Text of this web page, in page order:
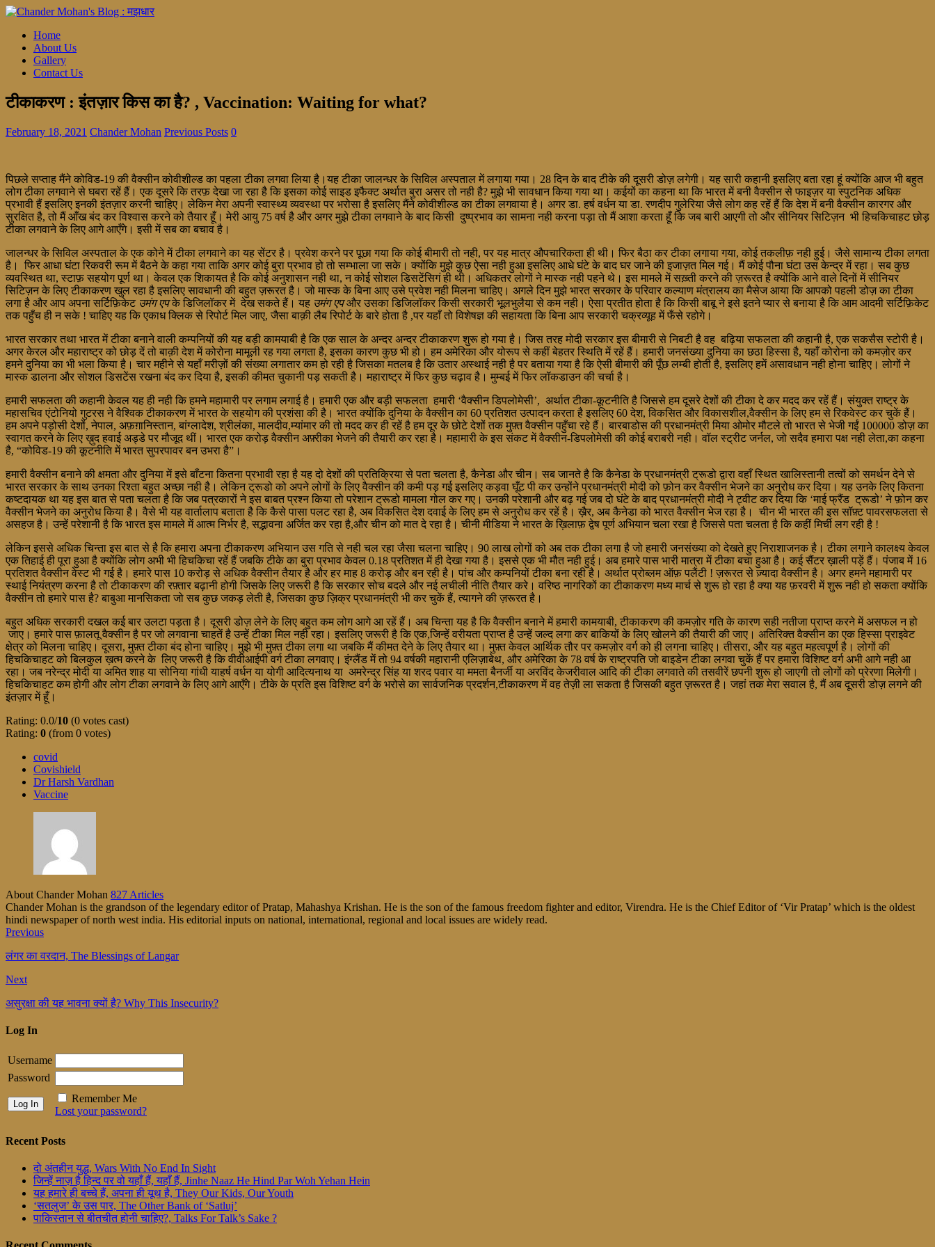
Home
About Us
Gallery
Contact Us
टीकाकरण : इंतज़ार किस का है? , Vaccination: Waiting for what?
February 18, 2021 Chander Mohan Previous Posts 0
पिछले सप्ताह मैंने कोविड-19 की वैक्सीन कोवीशील्ड का पहला टीका लगवा लिया है।यह टीका जालन्धर के सिविल अस्पताल में लगाया गया। 28 दिन के बाद टीके की दूसरी डोज़ लगेगी। यह सारी कहानी इसलिए बता रहा हूं क्योंकि आज भी बहुत
लोग टीका लगवाने से घबरा रहें हैं। एक दूसरे कि तरफ़ देखा जा रहा है कि इसका कोई साइड इफैक्ट अर्थात बुरा असर तो नही है? मुझे भी सावधान किया गया था। कईयों का कहना था कि भारत में बनी वैक्सीन से फाइज़र या स्पुटनिक अधिक
प्रभावी हैं इसलिए इनकी इंतज़ार करनी चाहिए। लेकिन मेरा अपनी स्वास्थ्य व्यवस्था पर भरोसा है इसलिए मैंने कोवीशील्ड का टीका लगवाया है। अगर डा. हर्ष वर्धन या डा. रणदीप गुलेरिया जैसे लोग कह रहें हैं कि देश में बनी वैक्सीन कारगर और
सुरक्षित है, तो मैं आँख बंद कर विश्वास करने को तैयार हूँ। मेरी आयु 75 वर्ष है और अगर मुझे टीका लगवाने के बाद किसी दुष्प्रभाव का सामना नही करना पड़ा तो मैं आशा करता हूँ कि जब बारी आएगी तो और सीनियर सिटिज़न भी हिचकिचाहट छोड़
टीका लगवाने के लिए आगे आएँगे। इसी में सब का बचाव है।
जालन्धर के सिविल अस्पताल के एक कोने में टीका लगवाने का यह सेंटर है। प्रवेश करने पर पूछा गया कि कोई बीमारी तो नही, पर यह मात्र औपचारिकता ही थी। फिर बैठा कर टीका लगाया गया, कोई तकलीफ़ नही हुई। जैसे सामान्य टीका लगता
है। फिर आधा घंटा रिकवरी रूम में बैठने के कहा गया ताकि अगर कोई बुरा प्रभाव हो तो सम्भाला जा सके। क्योंकि मुझे कुछ ऐसा नही हुआ इसलिए आधे घंटे के बाद घर जाने की इजाज़त मिल गई। मैं कोई पौना घंटा उस केन्द्र में रहा। सब कुछ
व्यवस्थित था, स्टाफ़ सहयोग पूर्ण था। केवल एक शिकायत है कि कोई अनुशासन नही था, न कोई सोशल डिसटेंसिगं ही थी। अधिकतर लोगों ने मास्क नही पहने थे। इस मामले में सख़्ती करने की ज़रूरत है क्योंकि आने वाले दिनों में सीनियर
सिटिज़न के लिए टीकाकरण खुल रहा है इसलिए सावधानी की बहुत ज़रूरत है। जो मास्क के बिना आए उसे प्रवेश नही मिलना चाहिए। अगले दिन मुझे भारत सरकार के परिवार कल्याण मंत्रालय का मैसेज आया कि आपको पहली डोज़ का टीका
लगा है और आप अपना सर्टिफ़िकेट उमंग एपके डिजिलॉकर में देख सकते हैं। यह उमंग एपऔर उसका डिजिलॉकर किसी सरकारी भूलभुलैया से कम नही। ऐसा प्रतीत होता है कि किसी बाबू ने इसे इतने प्यार से बनाया है कि आम आदमी सर्टिफ़िकेट
तक पहुँच ही न सके ! चाहिए यह कि एकाध क्लिक से रिपोर्ट मिल जाए, जैसा बाक़ी लैब रिपोर्ट के बारे होता है ,पर यहाँ तो विशेषज्ञ की सहायता कि बिना आप सरकारी चक्रव्यूह में फँसे रहोगे।
भारत सरकार तथा भारत में टीका बनाने वाली कम्पनियों की यह बड़ी कामयाबी है कि एक साल के अन्दर अन्दर टीकाकरण शुरू हो गया है। जिस तरह मोदी सरकार इस बीमारी से निबटी है वह बढ़िया सफलता की कहानी है, एक सकसैस स्टोरी है।
अगर केरल और महाराष्ट्र को छोड़ दें तो बाक़ी देश में कोरोना मामूली रह गया लगता है, इसका कारण कुछ भी हो। हम अमेरिका और योरूप से कहीं बेहतर स्थिति में रहें हैं। हमारी जनसंख्या दुनिया का छठा हिस्सा है, यहाँ कोरोना को कमज़ोर कर
हमने दुनिया का भी भला किया है। चार महीने से यहाँ मरीज़ों की संख्या लगातार कम हो रही है जिसका मतलब है कि उतार अस्थाई नही है पर बताया गया है कि ऐसी बीमारी की पूँछ लम्बी होती है, इसलिए हमें असावधान नही होना चाहिए। लोगों ने
मास्क डालना और सोशल डिसटेंस रखना बंद कर दिया है, इसकी कीमत चुकानी पड़ सकती है। महाराष्ट्र में फिर कुछ चढ़ाव है। मुम्बई में फिर लॉकडाउन की चर्चा है।
हमारी सफलता की कहानी केवल यह ही नही कि हमने महामारी पर लगाम लगाई है। हमारी एक और बड़ी सफलता हमारी ‘वैक्सीन डिपलोमेसी’, अर्थात टीका-कूटनीति है जिससे हम दूसरे देशों की टीका दे कर मदद कर रहें हैं। संयुक्त राष्ट्र के
महासचिव एंटोनियो गुटरस ने वैश्विक टीकाकरण में भारत के सहयोग की प्रशंसा की है। भारत क्योंकि दुनिया के वैक्सीन का 60 प्रतिशत उत्पादन करता है इसलिए 60 देश, विकसित और विकासशील,वैक्सीन के लिए हम से रिकवेस्ट कर चुकें हैं।
हम अपने पड़ोसी देशों, नेपाल, अफ़ग़ानिस्तान, बांग्लादेश, श्रीलंका, मालदीव,म्यांमार की तो मदद कर ही रहें है हम दूर के छोटे देशों तक मुफ़्त वैक्सीन पहुँचा रहे हैं। बारबाडोस की प्रधानमंत्री मिया ओमोर मौटले तो भारत से भेजी गईं 100000 डोज़ का
स्वागत करने के लिए ख़ुद हवाई अड्डे पर मौजूद थीं। भारत एक करोड़ वैक्सीन अफ़्रीका भेजने की तैयारी कर रहा है। महामारी के इस संकट में वैक्सीन-डिपलोमेसी की कोई बराबरी नही। वॉल स्ट्रीट जर्नल, जो सदैव हमारा पक्ष नही लेता,का कहना
है, “कोविड-19 की कूटनीति में भारत सुपरपावर बन उभरा है”।
हमारी वैक्सीन बनाने की क्षमता और दुनिया में इसे बाँटना कितना प्रभावी रहा है यह दो देशों की प्रतिक्रिया से पता चलता है, कैनेडा और चीन। सब जानते है कि कैनेडा के प्रधानमंत्री ट्रूडो द्वारा वहाँ स्थित खालिस्तानी तत्वों को समर्थन देने से
भारत सरकार के साथ उनका रिश्ता बहुत अच्छा नही है। लेकिन ट्रूडो को अपने लोगों के लिए वैक्सीन की कमी पड़ गई इसलिए कड़वा घूँट पी कर उन्होंने प्रधानमंत्री मोदी को फ़ोन कर वैक्सीन भेजने का अनुरोध कर दिया। यह उनके लिए कितना
कष्टदायक था यह इस बात से पता चलता है कि जब पत्रकारों ने इस बाबत प्रश्न किया तो परेशान ट्रूडो मामला गोल कर गए। उनकी परेशानी और बढ़ गई जब दो घंटे के बाद प्रधानमंत्री मोदी ने ट्वीट कर दिया कि ‘माई फ्रैंड ट्रूडो’ ने फ़ोन कर
वैक्सीन भेजने का अनुरोध किया है। वैसे भी यह वार्तालाप बताता है कि कैसे पासा पलट रहा है, अब विकसित देश दवाई के लिए हम से अनुरोध कर रहें है। ख़ैर, अब कैनेडा को भारत वैक्सीन भेज रहा है। चीन भी भारत की इस सॉफ़्ट पावरसफलता से
असहज है। उन्हें परेशानी है कि भारत इस मामले में आत्म निर्भर है, सद्भावना अर्जित कर रहा है,और चीन को मात दे रहा है। चीनी मीडिया ने भारत के ख़िलाफ़ द्वेष पूर्ण अभियान चला रखा है जिससे पता चलता है कि कहीं मिर्ची लग रही है !
लेकिन इससे अधिक चिन्ता इस बात से है कि हमारा अपना टीकाकरण अभियान उस गति से नही चल रहा जैसा चलना चाहिए। 90 लाख लोगों को अब तक टीका लगा है जो हमारी जनसंख्या को देखते हुए निराशाजनक है। टीका लगाने कालक्ष्य केवल
एक तिहाई ही पूरा हुआ है क्योंकि लोग अभी भी हिचकिचा रहें हैं जबकि टीके का बुरा प्रभाव केवल 0.18 प्रतिशत में ही देखा गया है। इससे एक भी मौत नही हुई। अब हमारे पास भारी मात्रा में टीका बचा हुआ है। कई सैंटर ख़ाली पड़ें हैं। पंजाब में 16
प्रतिशत वैक्सीन वेस्ट भी गई है। हमारे पास 10 करोड़ से अधिक वैक्सीन तैयार है और हर माह 8 करोड़ और बन रही है। पांच और कम्पनियों टीका बना रही है। अर्थात प्रोब्लम ऑफ़ पलैंटी ! ज़रूरत से ज़्यादा वैक्सीन है। अगर हमने महामारी पर
स्थाई नियंत्रण करना है तो टीकाकरण की रफ़्तार बढ़ानी होगी जिसके लिए जरूरी है कि सरकार सोच बदले और नई लचीली नीति तैयार करे। वरिष्ठ नागरिकों का टीकाकरण मध्य मार्च से शुरू हो रहा है क्या यह फ़रवरी में शुरू नही हो सकता क्योंकि
वैक्सीन तो हमारे पास है? बाबुआ मानसिकता जो सब कुछ जकड़ लेती है, जिसका कुछ ज़िक्र प्रधानमंत्री भी कर चुकें हैं, त्यागने की ज़रूरत है।
बहुत अधिक सरकारी दखल कई बार उलटा पड़ता है। दूसरी डोज़ लेने के लिए बहुत कम लोग आगे आ रहें हैं। अब चिन्ता यह है कि वैक्सीन बनाने में हमारी कामयाबी, टीकाकरण की कमज़ोर गति के कारण सही नतीजा प्राप्त करने में असफल न हो
जाए। हमारे पास फ़ालतू वैक्सीन है पर जो लगवाना चाहतें है उन्हें टीका मिल नही रहा। इसलिए जरूरी है कि एक,जिन्हें वरीयता प्राप्त है उन्हें जल्द लगा कर बाकियों के लिए खोलने की तैयारी की जाए। अतिरिक्त वैक्सीन का एक हिस्सा प्राइवेट
क्षेत्र को मिलना चाहिए। दूसरा, मुफ़्त टीका बंद होना चाहिए। मुझे भी मुफ़्त टीका लगा था जबकि मैं कीमत देने के लिए तैयार था। मुफ़्त केवल आर्थिक तौर पर कमज़ोर वर्ग को ही लगना चाहिए। तीसरा, और यह बहुत महत्वपूर्ण है। लोगों की
हिचकिचाहट को बिलकुल ख़त्म करने के लिए जरूरी है कि वीवीआईपी वर्ग टीका लगवाए। इंग्लैंड में तो 94 वर्षकी महारानी एलिज़ाबेथ, और अमेरिका के 78 वर्ष के राष्ट्रपति जो बाइडेन टीका लगवा चुकें हैं पर हमारा विशिष्ट वर्ग अभी आगे नही आ
रहा। जब नरेन्द्र मोदी या अमित शाह या सोनिया गांधी याहर्ष वर्धन या योगी आदित्यनाथ या अमरेन्द्र सिंह या शरद पवार या ममता बैनर्जी या अरविंद केजरीवाल आदि की टीका लगवाते की तसवीरें छपनी शुरू हो जाएगी तो लोगों को प्रेरणा मिलेगी।
हिचकिचाहट कम होगी और लोग टीका लगवाने के लिए आगे आएँगे। टीके के प्रति इस विशिष्ट वर्ग के भरोसे का सार्वजनिक प्रदर्शन,टीकाकरण में वह तेज़ी ला सकता है जिसकी बहुत ज़रूरत है। जहां तक मेरा सवाल है, मैं अब दूसरी डोज़ लगने की
इंतज़ार में हूँ।
Rating: 0.0/10 (0 votes cast)
Rating: 0 (from 0 votes)
covid
Covishield
Dr Harsh Vardhan
Vaccine
About Chander Mohan 827 Articles
Chander Mohan is the grandson of the legendary editor of Pratap, Mahashya Krishan. He is the son of the famous freedom fighter and editor, Virendra. He is the Chief Editor of ‘Vir Pratap’ which is the oldest
hindi newspaper of north west india. His editorial inputs on national, international, regional and local issues are widely read.
Previous
लंगर का वरदान, The Blessings of Langar
Next
असुरक्षा की यह भावना क्यों है? Why This Insecurity?
Log In
Username
Password
Remember Me
Lost your password?
Recent Posts
दो अंतहीन युद्ध, Wars With No End In Sight
जिन्हें नाज़ है हिन्द पर वो यहाँ हैं, यहाँ हैं, Jinhe Naaz He Hind Par Woh Yehan Hein
यह हमारे ही बच्चे हैं, अपना ही यूथ है, They Our Kids, Our Youth
‘सतलुज’ के उस पार, The Other Bank of ‘Satluj’
पाकिस्तान से बीतचीत होनी चाहिए?, Talks For Talk’s Sake ?